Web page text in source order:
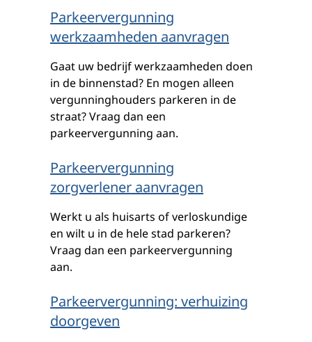
Parkeervergunning
werkzaamheden aanvragen
Gaat uw bedrijf werkzaamheden doen
in de binnenstad? En mogen alleen
vergunninghouders parkeren in de
straat? Vraag dan een
parkeervergunning aan.
Parkeervergunning
zorgverlener aanvragen
Werkt u als huisarts of verloskundige
en wilt u in de hele stad parkeren?
Vraag dan een parkeervergunning
aan.
Parkeervergunning: verhuizing
doorgeven